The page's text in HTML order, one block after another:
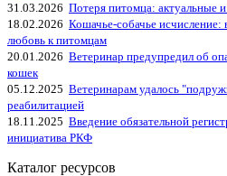
31.03.2026 Потеря питомца: актуальные
18.02.2026 Кошачье-собачье исчисление:
любовь к питомцам
20.01.2026 Ветеринар предупредил об
кошек
05.12.2025 Ветеринарам удалось
реабилитацией
18.11.2025 Введение обязательной
инициатива РКФ
Каталог ресурсов